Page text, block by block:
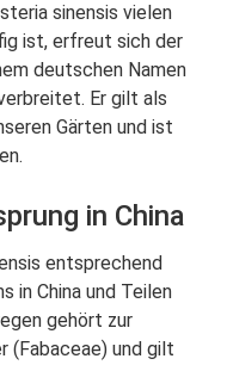
sinensis vielen
ist, erfreut sich der
deutschen Namen
Er gilt als
Gärten und ist
in China
entsprechend
in China und Teilen
gehört zur
(Fabaceae) und gilt